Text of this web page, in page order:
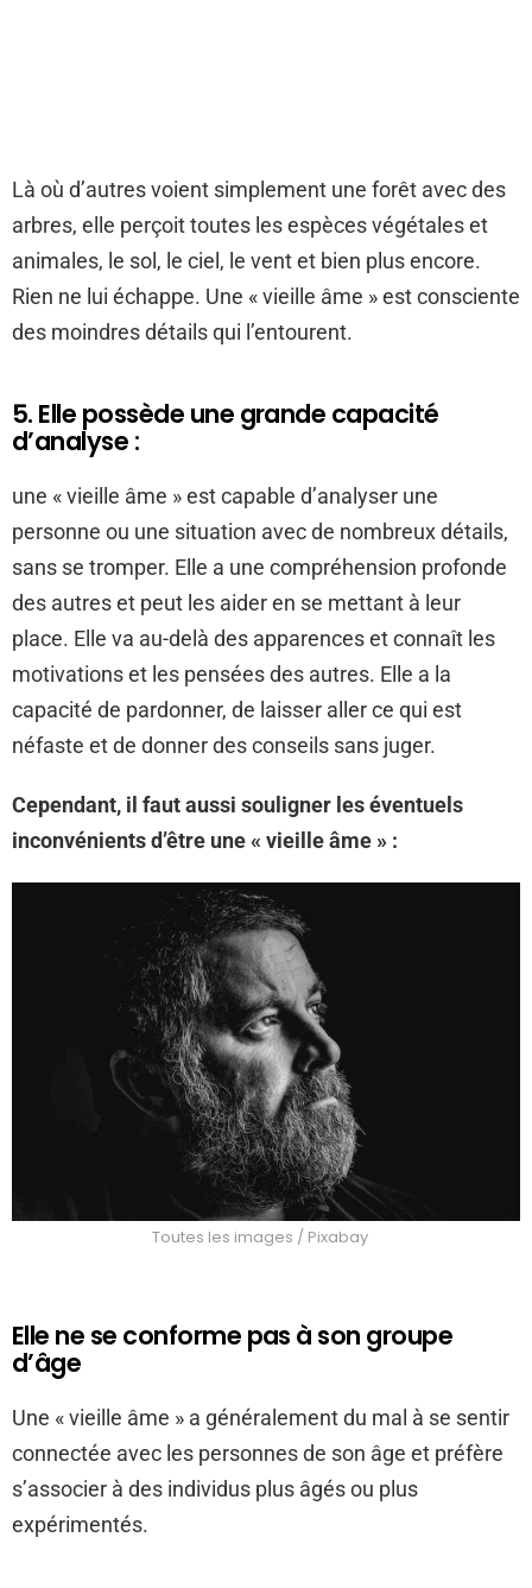
Là où d’autres voient simplement une forêt avec des
arbres, elle perçoit toutes les espèces végétales et
animales, le sol, le ciel, le vent et bien plus encore.
Rien ne lui échappe. Une « vieille âme » est consciente
des moindres détails qui l’entourent.
5. Elle possède une grande capacité
d’analyse :
une « vieille âme » est capable d’analyser une
personne ou une situation avec de nombreux détails,
sans se tromper. Elle a une compréhension profonde
des autres et peut les aider en se mettant à leur
place. Elle va au-delà des apparences et connaît les
motivations et les pensées des autres. Elle a la
capacité de pardonner, de laisser aller ce qui est
néfaste et de donner des conseils sans juger.
Cependant, il faut aussi souligner les éventuels
inconvénients d’être une « vieille âme » :
Toutes les images / Pixabay
Elle ne se conforme pas à son groupe
d’âge
Une « vieille âme » a généralement du mal à se sentir
connectée avec les personnes de son âge et préfère
s’associer à des individus plus âgés ou plus
expérimentés.